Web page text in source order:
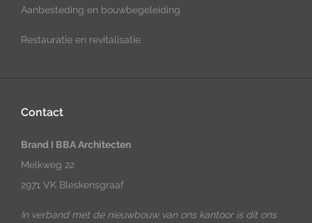
Aanbesteding en bouwbegeleiding
Restauratie en revitalisatie
Contact
Brand I BBA Architecten
Melkweg 22
2971 VK Bleskensgraaf
In verband met de nieuwbouw van ons kantoor is dit ons